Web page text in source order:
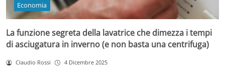
Economia
La funzione segreta della lavatrice che dimezza i tempi
di asciugatura in inverno (e non basta una centrifuga)
Claudio Rossi 4 Dicembre 2025